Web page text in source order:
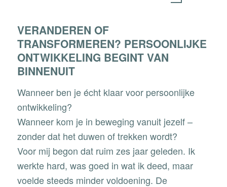
VERANDEREN OF
TRANSFORMEREN? PERSOONLIJKE
ONTWIKKELING BEGINT VAN
BINNENUIT
Wanneer ben je écht klaar voor persoonlijke
ontwikkeling?
Wanneer kom je in beweging vanuit jezelf –
zonder dat het duwen of trekken wordt?
Voor mij begon dat ruim zes jaar geleden. Ik
werkte hard, was goed in wat ik deed, maar
voelde steeds minder voldoening. De